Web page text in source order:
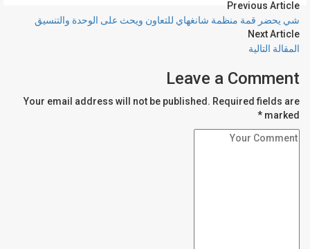
Previous Article
شي يحضر قمة منظمة شانغهاي للتعاون ويحث على الوحدة والتنسيق
Next Article
المقالة التالية
Leave a Comment
Your email address will not be published. Required fields are
marked *